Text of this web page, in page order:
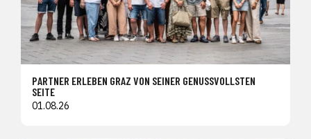
PARTNER ERLEBEN GRAZ VON SEINER GENUSSVOLLSTEN
SEITE
01.08.26